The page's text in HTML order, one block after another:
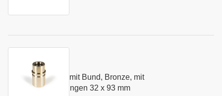
Führungsbuchse mit Bund, Bronze, mit
Festschmierstoffringen 32 x 93 mm
Kurzname:
N281.32
155416